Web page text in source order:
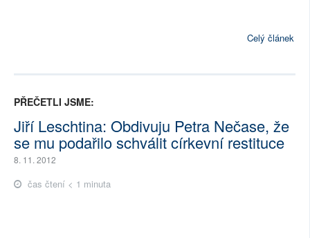
Celý článek
PŘEČETLI JSME:
Jiří Leschtina: Obdivuju Petra Nečase, že
se mu podařilo schválit církevní restituce
8. 11. 2012
čas čtení < 1 minuta